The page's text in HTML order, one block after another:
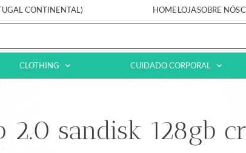
CONTINENTAL) HOMELOJASOBRE NÓS
CLOTHING CUIDADO CORPORAL
2.0 sandisk 128gb